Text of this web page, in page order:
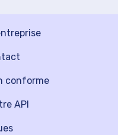
API
conforme